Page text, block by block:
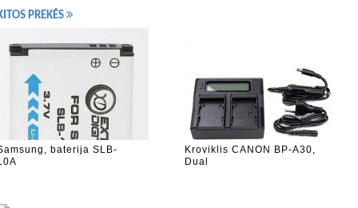
PREKĖS
baterija SLB-
Kroviklis CANON BP-A30,
Dual